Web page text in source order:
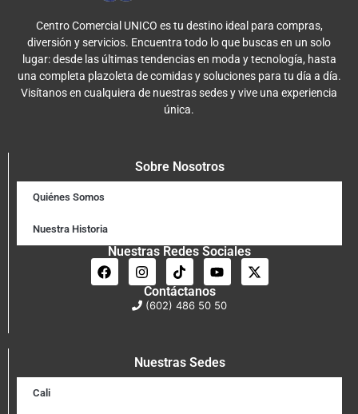
Centro Comercial UNICO es tu destino ideal para compras,
diversión y servicios. Encuentra todo lo que buscas en un solo
lugar: desde las últimas tendencias en moda y tecnología, hasta
una completa plazoleta de comidas y soluciones para tu día a día.
Visítanos en cualquiera de nuestras sedes y vive una experiencia
única.
Sobre Nosotros
Quiénes Somos
Nuestra Historia
Nuestras Redes Sociales
Contáctanos
(602) 486 50 50
Nuestras Sedes
Cali